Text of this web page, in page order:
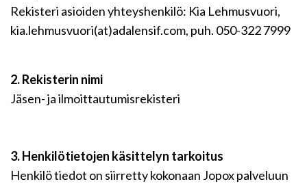
Rekisteri asioiden yhteyshenkilö: Kia Lehmusvuori,
kia.lehmusvuori(at)adalensif.com, puh. 050-322 7999
2. Rekisterin nimi
Jäsen- ja ilmoittautumisrekisteri
3. Henkilötietojen käsittelyn tarkoitus
Henkilö tiedot on siirretty kokonaan Jopox palveluun